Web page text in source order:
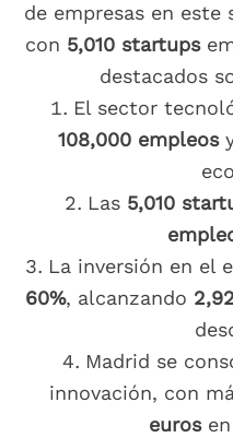
de empresas en
con 5,010 startups
destacados
El sector
108,000 empleos
Las 5,010
La inversión en el
60%, alcanzando
Madrid se
innovación, con
eurosen